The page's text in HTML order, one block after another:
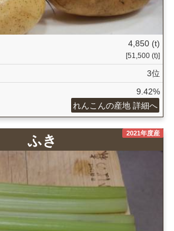
4,850 (t)
[51,500 (t)]
3位
9.42%
れんこんの産地 詳細へ
2021年度産
ふき